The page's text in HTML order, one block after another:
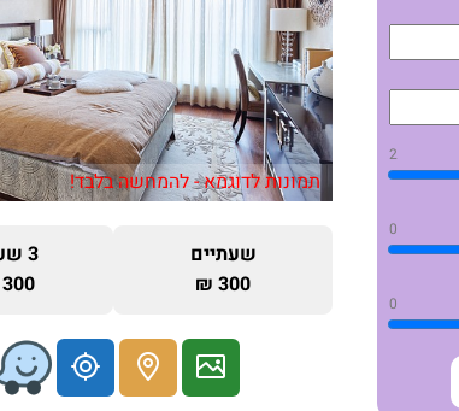
2
0
0
תמונות לדוגמא - להמחשה בלבד!
שעתיים
300 ₪
3 שעות
300 ₪